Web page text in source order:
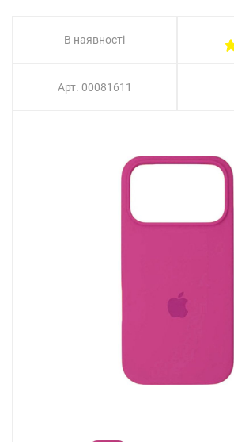
В наявності
Арт. 00081611